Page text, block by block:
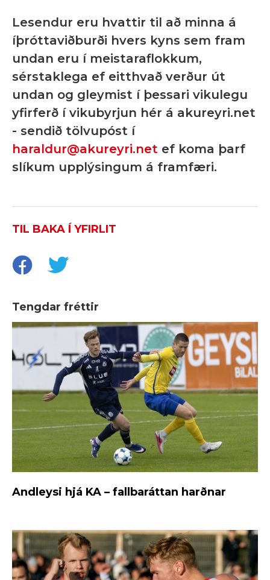
Lesendur eru hvattir til að minna á
íþróttaviðburði hvers kyns sem fram
undan eru í meistaraflokkum,
sérstaklega ef eitthvað verður út
undan og gleymist í þessari vikulegu
yfirferð í vikubyrjun hér á akureyri.net
- sendið tölvupóst í
haraldur@akureyri.net ef koma þarf
slíkum upplýsingum á framfæri.
TIL BAKA Í YFIRLIT
Tengdar fréttir
Andleysi hjá KA – fallbaráttan harðnar